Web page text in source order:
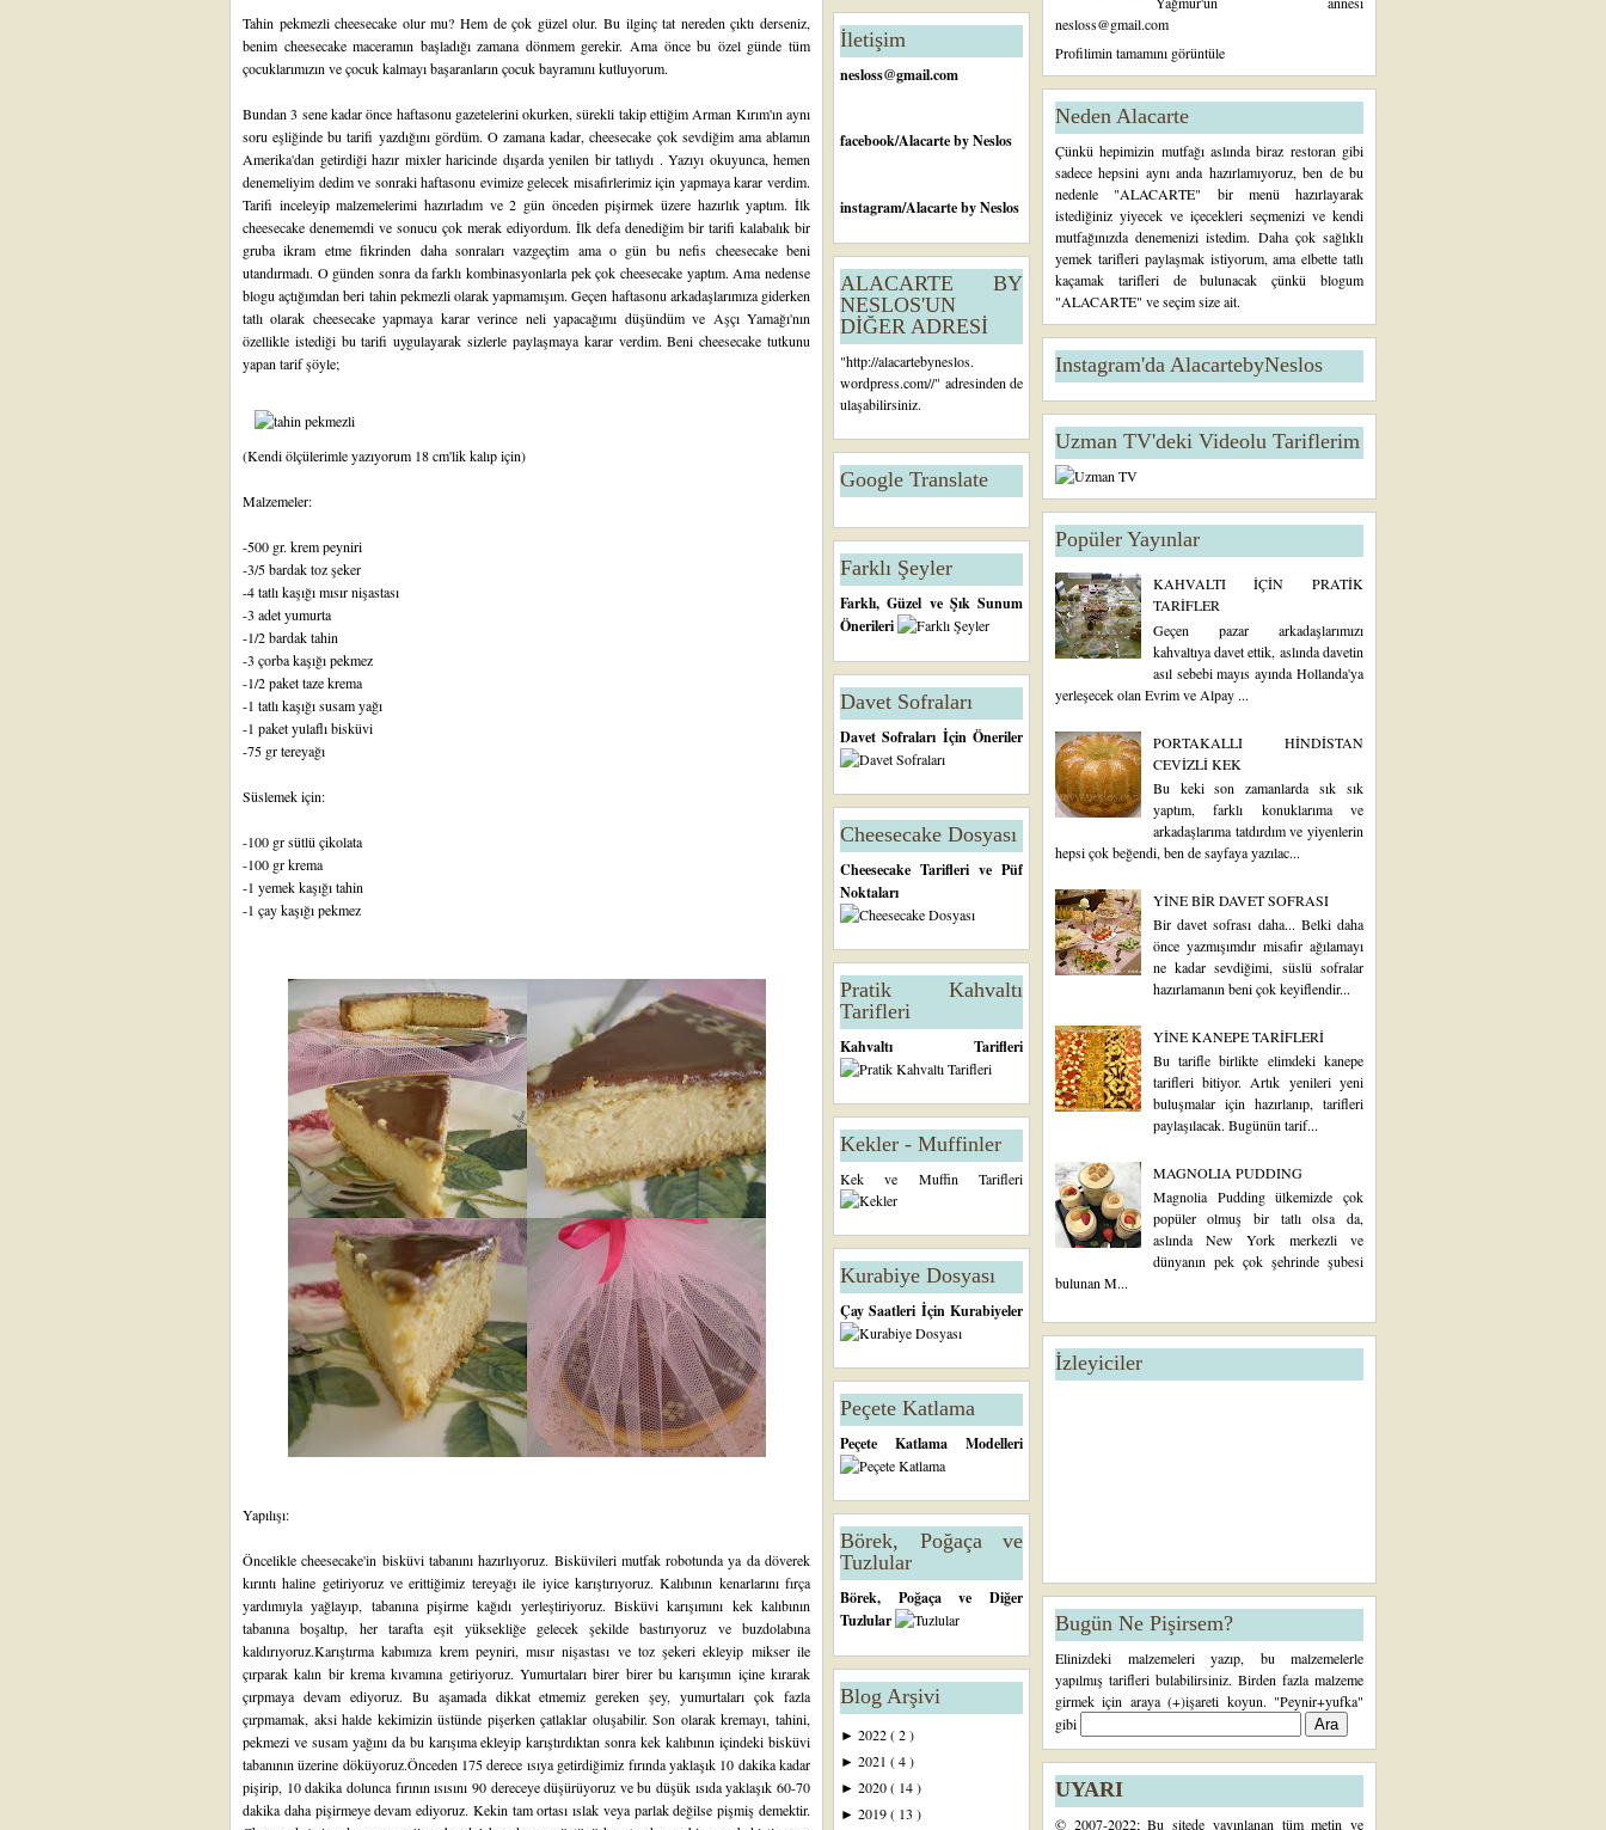
Tahin pekmezli cheesecake olur mu? Hem de çok güzel olur. Bu ilginç tat nereden çıktı derseniz,
benim cheesecake maceramın başladığı zamana dönmem gerekir. Ama önce bu özel günde tüm
çocuklarımızın ve çocuk kalmayı başaranların çocuk bayramını kutluyorum.
Bundan 3 sene kadar önce haftasonu gazetelerini okurken, sürekli takip ettiğim Arman Kırım'ınaynı
soru eşliğinde bu tarifi yazdığını gördüm. O zamana kadar, cheesecake çok sevdiğim ama ablamın
Amerika'dan getirdiği hazır mixler haricinde dışarda yenilen bir tatlıydı . Yazıyı okuyunca, hemen
denemeliyim dedim ve sonraki haftasonu evimize gelecek misafirlerimiz için yapmaya karar verdim.
Tarifi inceleyip malzemelerimi hazırladım ve 2 gün önceden pişirmek üzere hazırlık yaptım. İlk
cheesecake denememdi ve sonucu çok merak ediyordum. İlk defa denediğim bir tarifi kalabalık bir
gruba ikram etme fikrinden daha sonraları vazgeçtim ama o gün bu nefis cheesecake beni
utandırmadı. O günden sonra da farklı kombinasyonlarla pek çok cheesecake yaptım. Ama nedense
blogu açtığımdan beri tahin pekmezli olarak yapmamışım. Geçen haftasonu arkadaşlarımıza giderken
tatlı olarak cheesecake yapmaya karar verince neli yapacağımı düşündüm ve Aşçı Yamağı'nın
özellikle istediği bu tarifi uygulayarak sizlerle paylaşmaya karar verdim. Beni cheesecake tutkunu
yapan tarif şöyle;
(Kendi ölçülerimle yazıyorum 18 cm'lik kalıp için)
Malzemeler:
-500 gr. krem peyniri
-3/5 bardak toz şeker
-4 tatlı kaşığı mısır nişastası
-3 adet yumurta
-1/2 bardak tahin
-3 çorba kaşığı pekmez
-1/2 paket taze krema
-1 tatlı kaşığı susam yağı
-1 paket yulaflı bisküvi
-75 gr tereyağı
Süslemek için:
-100 gr sütlü çikolata
-100 gr krema
-1 yemek kaşığı tahin
-1 çay kaşığı pekmez
Yapılışı:
Öncelikle cheesecake'in bisküvi tabanını hazırlıyoruz. Bisküvileri mutfak robotunda ya da döverek
kırıntı haline getiriyoruz ve erittiğimiz tereyağı ile iyice karıştırıyoruz. Kalıbının kenarlarını fırça
yardımıyla yağlayıp, tabanına pişirme kağıdı yerleştiriyoruz. Bisküvi karışımını kek kalıbının
tabanına boşaltıp, her tarafta eşit yüksekliğe gelecek şekilde bastırıyoruz ve buzdolabına
kaldırıyoruz.Karıştırma kabımıza krem peyniri, mısır nişastası ve toz şekeri ekleyip mikser ile
çırparak kalın bir krema kıvamına getiriyoruz. Yumurtaları birer birer bu karışımın içine kırarak
çırpmaya devam ediyoruz. Bu aşamada dikkat etmemiz gereken şey, yumurtaları çok fazla
çırpmamak, aksi halde kekimizin üstünde pişerken çatlaklar oluşabilir. Son olarak kremayı, tahini,
pekmezi ve susam yağını da bu karışıma ekleyip karıştırdıktan sonra kek kalıbının içindeki bisküvi
tabanının üzerine döküyoruz.Önceden 175 derece ısıya getirdiğimiz fırında yaklaşık 10 dakika kadar
pişirip, 10 dakika dolunca fırının ısısını 90 dereceye düşürüyoruz ve bu düşük ısıda yaklaşık 60-70
dakika daha pişirmeye devam ediyoruz. Kekin tam ortası ıslak veya parlak değilse pişmiş demektir.
İletişim
nesloss@gmail.com
facebook/Alacarte by Neslos
instagram/Alacarte by Neslos
ALACARTE BY
NESLOS'UN
DİĞER ADRESİ
"http://alacartebyneslos.
wordpress.com//" adresinden de
ulaşabilirsiniz.
Google Translate
Farklı Şeyler
Farklı, Güzel ve Şık Sunum
Önerileri
Davet Sofraları
Davet Sofraları İçin Öneriler
Cheesecake Dosyası
Cheesecake Tarifleri ve Püf
Noktaları
Pratik Kahvaltı
Tarifleri
Kahvaltı Tarifleri
Kekler - Muffinler
Kek ve Muffin Tarifleri
Kurabiye Dosyası
Çay Saatleri İçin Kurabiyeler
Peçete Katlama
Peçete Katlama Modelleri
Börek, Poğaça ve
Tuzlular
Börek, Poğaça ve Diğer
Tuzlular
Blog Arşivi
► 2022( 2 )
► 2021 ( 4 )
► 2020( 14 )
► 2019( 13 )
nesloss@gmail.com
Profilimin tamamını görüntüle
Neden Alacarte
Çünkü hepimizin mutfağı aslında biraz restoran gibi
sadece hepsini aynı anda hazırlamıyoruz, ben de bu
nedenle "ALACARTE" bir menü hazırlayarak
istediğiniz yiyecek ve içecekleri seçmenizi ve kendi
mutfağınızda denemenizi istedim. Daha çok sağlıklı
yemek tarifleri paylaşmak istiyorum, ama elbette tatlı
kaçamak tarifleri de bulunacak çünkü blogum
"ALACARTE" ve seçim size ait.
Instagram'da AlacartebyNeslos
Uzman TV'deki Videolu Tariflerim
Popüler Yayınlar
KAHVALTI İÇİN PRATİK
TARİFLER
Geçen pazar arkadaşlarımızı
kahvaltıya davet ettik, aslında davetin
asıl sebebi mayıs ayında Hollanda'ya
yerleşecek olan Evrim ve Alpay ...
PORTAKALLI HİNDİSTAN
CEVİZLİ KEK
Bu keki son zamanlarda sık sık
yaptım, farklı konuklarıma ve
arkadaşlarıma tatdırdım ve yiyenlerin
hepsi çok beğendi, ben de sayfaya yazılac...
YİNE BİR DAVET SOFRASI
Bir davet sofrası daha... Belki daha
önce yazmışımdır misafir ağılamayı
ne kadar sevdiğimi, süslü sofralar
hazırlamanın beni çok keyiflendir...
YİNE KANEPE TARİFLERİ
Bu tarifle birlikte elimdeki kanepe
tarifleri bitiyor. Artık yenileri yeni
buluşmalar için hazırlanıp, tarifleri
paylaşılacak. Bugünün tarif...
MAGNOLIA PUDDING
Magnolia Pudding ülkemizde çok
popüler olmuş bir tatlı olsa da,
aslında New York merkezli ve
dünyanın pek çok şehrinde şubesi
bulunan M...
İzleyiciler
Bugün Ne Pişirsem?
Elinizdeki malzemeleri yazıp, bu malzemelerle
yapılmış tarifleri bulabilirsiniz. Birden fazla malzeme
girmek için araya (+)işareti koyun. "Peynir+yufka"
gibi
UYARI
© 2007-2022; Bu sitede yayınlanan tüm metin ve